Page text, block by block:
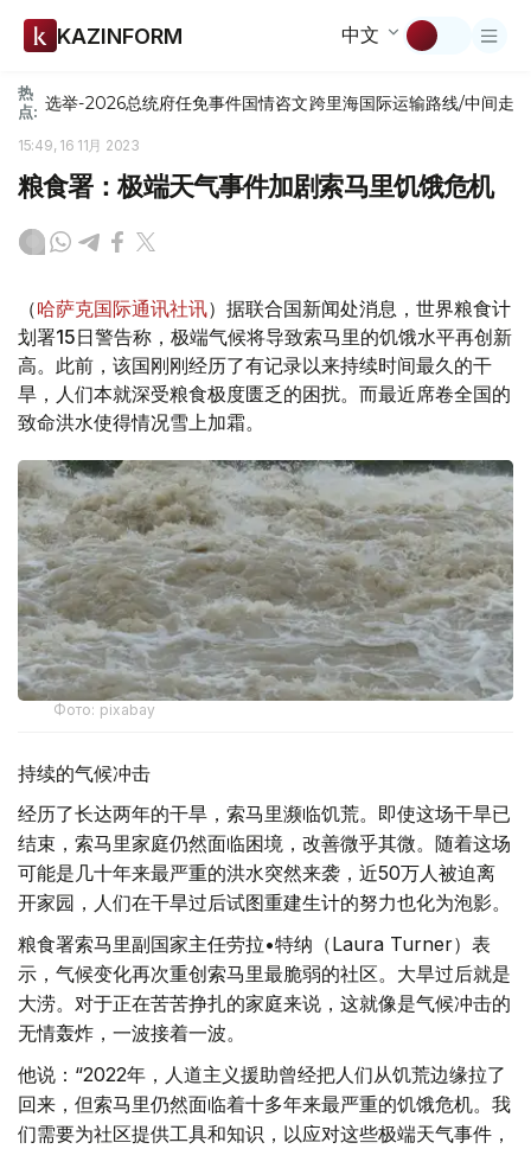
KAZINFORM 中文
热
点: 选举-2026总统府任免事件国情咨文跨里海国际运输路线/中间走廊
15:49, 16 11月 2023
粮食署：极端天气事件加剧索马里饥饿危机
（哈萨克国际通讯社讯）据联合国新闻处消息，世界粮食计
划署15日警告称，极端气候将导致索马里的饥饿水平再创新
高。此前，该国刚刚经历了有记录以来持续时间最久的干
旱，人们本就深受粮食极度匮乏的困扰。而最近席卷全国的
致命洪水使得情况雪上加霜。
Фото: pixabay
持续的气候冲击
经历了长达两年的干旱，索马里濒临饥荒。即使这场干旱已
结束，索马里家庭仍然面临困境，改善微乎其微。随着这场
可能是几十年来最严重的洪水突然来袭，近50万人被迫离
开家园，人们在干旱过后试图重建生计的努力也化为泡影。
粮食署索马里副国家主任劳拉•特纳（Laura Turner）表
示，气候变化再次重创索马里最脆弱的社区。大旱过后就是
大涝。对于正在苦苦挣扎的家庭来说，这就像是气候冲击的
无情轰炸，一波接着一波。
他说：“2022年，人道主义援助曾经把人们从饥荒边缘拉了
回来，但索马里仍然面临着十多年来最严重的饥饿危机。我
们需要为社区提供工具和知识，以应对这些极端天气事件，